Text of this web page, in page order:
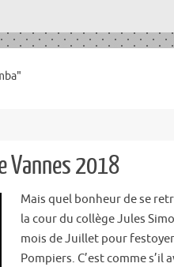
Vannes 2018
Mais quel bonheur de se
la cour du collège Jules
mois de Juillet pour
Pompiers. C’est comme s’il